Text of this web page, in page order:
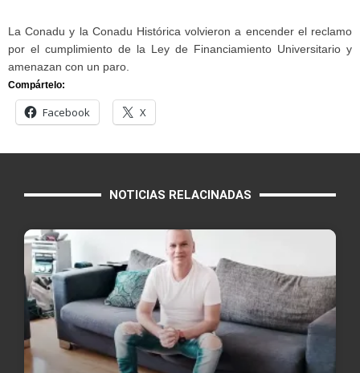
La Conadu y la Conadu Histórica volvieron a encender el reclamo
por el cumplimiento de la Ley de Financiamiento Universitario y
amenazan con un paro.
Compártelo:
Facebook X
NOTICIAS RELACINADAS